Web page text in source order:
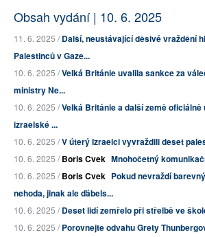
Obsah vydání | 10. 6. 2025
11. 6. 2025 /Další, neustávající děsivé vraždění
Palestinců v Gaze...
10. 6. 2025 /Velká Británie uvalila sankce za
ministry Ne...
10. 6. 2025 /Velká Británie a další země
izraelské ...
10. 6. 2025 /V úterý Izraelci vyvraždili deset
10. 6. 2025 /Boris Cvek Mnohočetný
10. 6. 2025 /Boris Cvek Pokud nevraždí
nehoda, jinak ale ďábels...
10. 6. 2025 /Deset lidí zemřelo při střelbě ve
10. 6. 2025 /Porovnejte odvahu Grety